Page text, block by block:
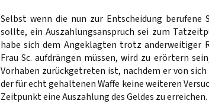
Selbst wenn die nun zur Entscheidung berufene
sollte, ein Auszahlungsanspruch sei zum
habe sich dem Angeklagten trotz anderweitiger
Frau Sc. aufdrängen müssen, wird zu erörtern
Vorhaben zurückgetreten ist, nachdem er von
der für echt gehaltenen Waffe keine weiteren
Zeitpunkt eine Auszahlung des Geldes zu erreichen.